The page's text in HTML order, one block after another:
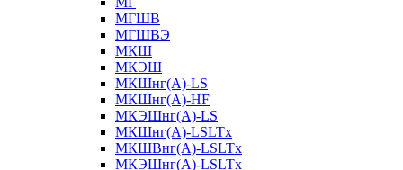
МГШВ
МГШВЭ
МКШ
МКЭШ
МКШнг(А)-LS
МКШнг(А)-HF
МКЭШнг(А)-LS
МКШнг(А)-LSLTx
МКШВнг(A)-LSLTx
МКЭШнг(А)-LSLTx